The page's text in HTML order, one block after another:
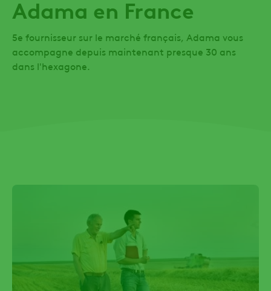
Adama en France
5e fournisseur sur le marché français, Adama vous
accompagne depuis maintenant presque 30 ans
dans l'hexagone.